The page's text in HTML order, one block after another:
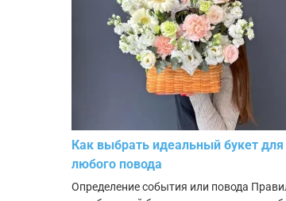
Как выбрать идеальный букет для
любого повода
Определение события или повода